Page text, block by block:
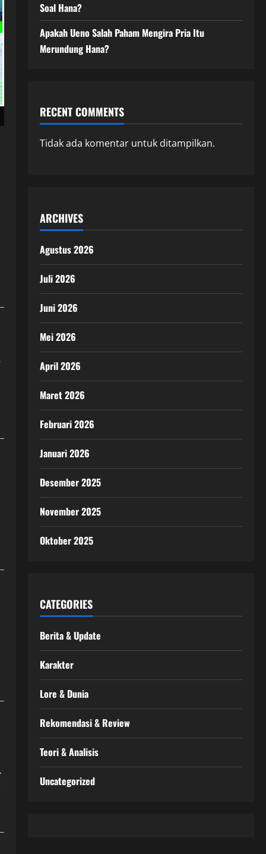
Soal Hana?
Apakah Ueno Salah Paham Mengira Pria Itu
Merundung Hana?
RECENT COMMENTS
Tidak ada komentar untuk ditampilkan.
ARCHIVES
Agustus 2026
Juli 2026
Juni 2026
Mei 2026
April 2026
Maret 2026
Februari 2026
Januari 2026
Desember 2025
November 2025
Oktober 2025
CATEGORIES
Berita & Update
Karakter
Lore & Dunia
Rekomendasi & Review
Teori & Analisis
Uncategorized